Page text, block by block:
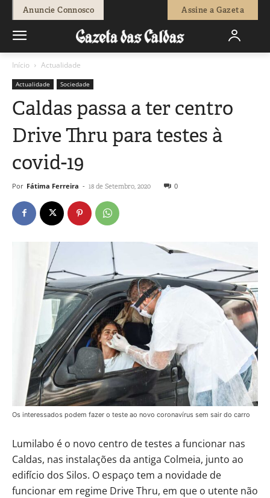
Anuncie Connosco Assine a Gazeta
Início Actualidade
Actualidade Sociedade
Caldas passa a ter centro
Drive Thru para testes à
covid-19
Por Fátima Ferreira - 18 de Setembro, 2020 0
Os interessados podem fazer o teste ao novo coronavírus sem sair do carro
Lumilabo é o novo centro de testes a funcionar nas
Caldas, nas instalações da antiga Colmeia, junto ao
edifício dos Silos. O espaço tem a novidade de
funcionar em regime Drive Thru, em que o utente não